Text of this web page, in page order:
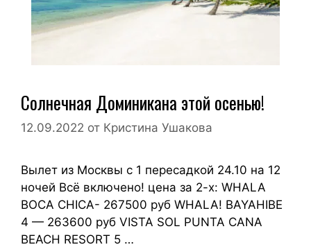
Солнечная Доминикана этой осенью!
12.09.2022 от Кристина Ушакова
Вылет из Москвы с 1 пересадкой 24.10 на 12
ночей Всё включено! цена за 2-х: WHALA
BOCA CHICA- 267500 руб WHALA! BAYAHIBE
4 — 263600 руб VISTA SOL PUNTA CANA
BEACH RESORT 5 …